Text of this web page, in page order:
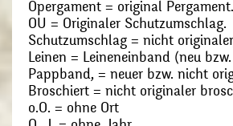
Opergament = original Pergament.
OU = Originaler Schutzumschlag.
Schutzumschlag = nicht
Leinen = Leineneinband (neu
Pappband, = neuer bzw. nicht
Broschiert = nicht originaler
o.O. = ohne Ort